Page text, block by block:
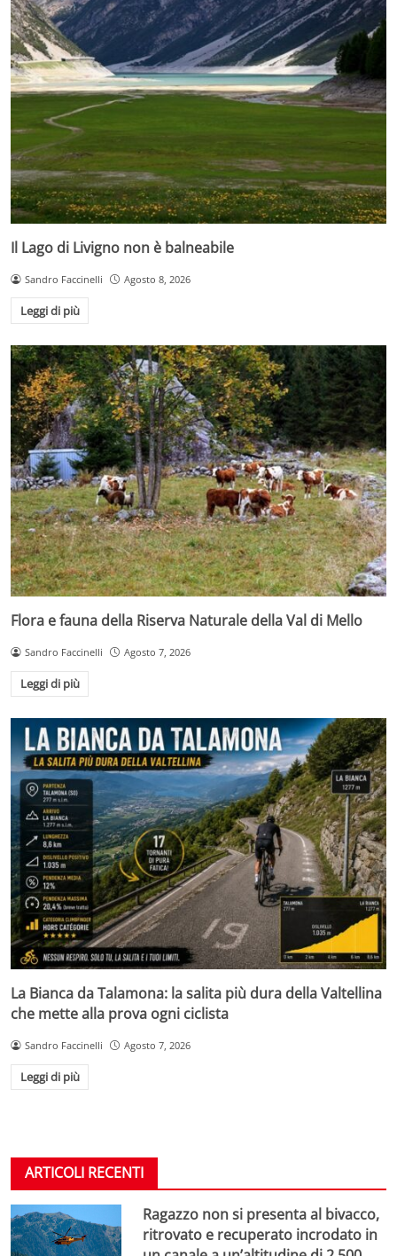
Il Lago di Livigno non è balneabile
Sandro Faccinelli Agosto 8, 2026
Leggi di più
Flora e fauna della Riserva Naturale della Val di Mello
Sandro Faccinelli Agosto 7, 2026
Leggi di più
La Bianca da Talamona: la salita più dura della Valtellina
che mette alla prova ogni ciclista
Sandro Faccinelli Agosto 7, 2026
Leggi di più
ARTICOLI RECENTI
Ragazzo non si presenta al bivacco,
ritrovato e recuperato incrodato in